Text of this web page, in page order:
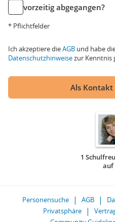
vorzeitig abgegangen?
* Pflichtfelder
Ich akzeptiere dieAGB und habe
Datenschutzhinweisezur Kenntnis
Als
1
auf
Personensuche AGB
Privatsphäre